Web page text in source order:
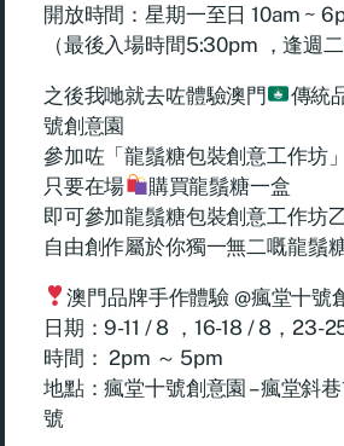
開放時間：星期一至日 10am ~
（最後入場時間5:30pm ，逢週二
之後我哋就去咗體驗澳門
傳統
號創意園
參加咗「龍鬚糖包裝創意工作坊」
只要在場
購買龍鬚糖一盒
即可參加龍鬚糖包裝創意工作坊
自由創作屬於你獨一無二嘅龍鬚
澳門品牌手作體驗 @瘋堂十號
日期：9-11 / 8 ，16-18 / 8，23-
時間： 2pm ～ 5pm
地點：瘋堂十號創意園 – 瘋堂斜
號